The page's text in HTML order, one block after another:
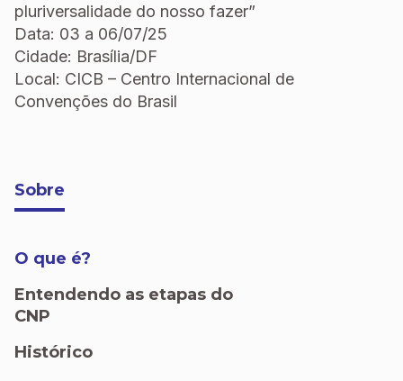
Sobre
O que é?
Entendendo as etapas do
CNP
Histórico
pluriversalidade do nosso fazer”
Data: 03 a 06/07/25
Cidade: Brasília/DF
Local: CICB – Centro Internacional de
Convenções do Brasil